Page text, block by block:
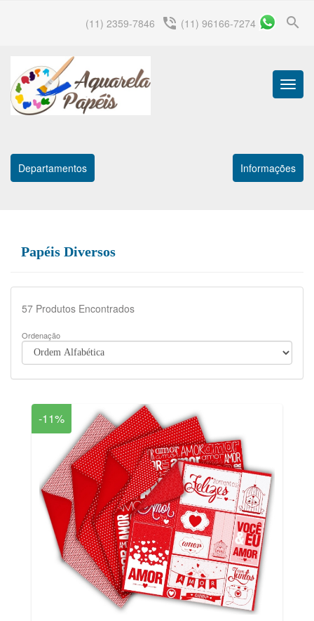
search
(11) 2359-7846 phone_in_talk (11) 96166-7274
Menu
Departamentos Informações
Papéis Diversos
57 Produtos Encontrados
Ordenação
-11%